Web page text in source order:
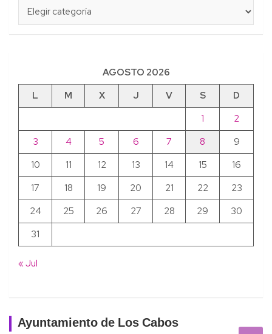
AGOSTO 2026
L
M X J V S
D
1
2
3
4 5 6 7 8
9
10
11 12 13 14 15
16
17
18 19 20 21 22
23
24
25 26 27 28 29
30
31
« Jul
Ayuntamiento de Los Cabos